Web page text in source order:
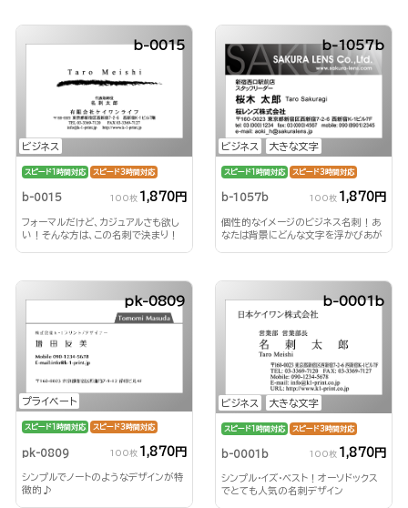
ビジネス
b-0015
スピード1時間対応 スピード3時間対応
b-0015 100枚 1,870円
フォーマルだけど、カジュアルさも欲し
い！そんな方は、この名刺で決まり！
ビジネス 大きな文字
b-1057b
スピード1時間対応 スピード3時間対応
b-1057b 100枚 1,870円
個性的なイメージのビジネス名刺！あ
なたは背景にどんな文字を浮かびあが
プライベート
pk-0809
スピード1時間対応 スピード3時間対応
pk-0809 100枚 1,870円
シンプルでノートのようなデザインが特
徴的♪
ビジネス 大きな文字
b-0001b
スピード1時間対応 スピード3時間対応
b-0001b 100枚 1,870円
シンプル・イズ・ベスト！オーソドックス
でとても人気の名刺デザイン